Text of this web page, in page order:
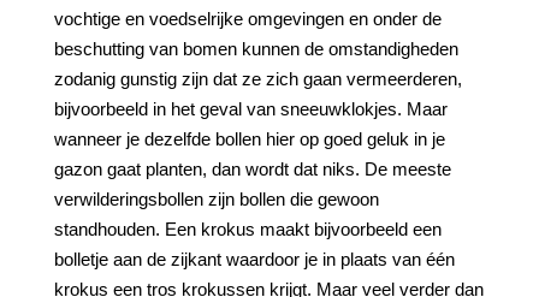
vochtige en voedselrijke omgevingen en onder de
beschutting van bomen kunnen de omstandigheden
zodanig gunstig zijn dat ze zich gaan vermeerderen,
bijvoorbeeld in het geval van sneeuwklokjes. Maar
wanneer je dezelfde bollen hier op goed geluk in je
gazon gaat planten, dan wordt dat niks. De meeste
verwilderingsbollen zijn bollen die gewoon
standhouden. Een krokus maakt bijvoorbeeld een
bolletje aan de zijkant waardoor je in plaats van één
krokus een tros krokussen krijgt. Maar veel verder dan